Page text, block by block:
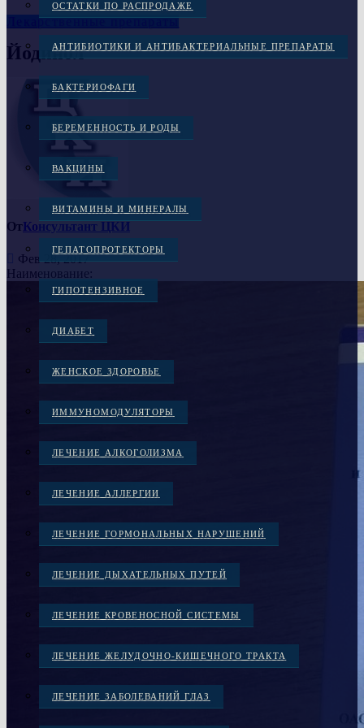
ОСТАТКИ ПО РАСПРОДАЖЕ
АНТИБИОТИКИ И АНТИБАКТЕРИАЛЬНЫЕ ПРЕПАРАТЫ
БАКТЕРИОФАГИ
БЕРЕМЕННОСТЬ И РОДЫ
ВАКЦИНЫ
ВИТАМИНЫ И МИНЕРАЛЫ
ГЕПАТОПРОТЕКТОРЫ
ГИПОТЕНЗИВНОЕ
ДИАБЕТ
ЖЕНСКОЕ ЗДОРОВЬЕ
ИММУНОМОДУЛЯТОРЫ
ЛЕЧЕНИЕ АЛКОГОЛИЗМА
ЛЕЧЕНИЕ АЛЛЕРГИИ
ЛЕЧЕНИЕ ГОРМОНАЛЬНЫХ НАРУШЕНИЙ
ЛЕЧЕНИЕ ДЫХАТЕЛЬНЫХ ПУТЕЙ
ЛЕЧЕНИЕ КРОВЕНОСНОЙ СИСТЕМЫ
ЛЕЧЕНИЕ ЖЕЛУДОЧНО-КИШЕЧНОГО ТРАКТА
ЛЕЧЕНИЕ ЗАБОЛЕВАНИЙ ГЛАЗ
Лекарственные препараты
Йодинол
ОтКонсультант ЦКИ
Фев 28, 2017
Наименование: